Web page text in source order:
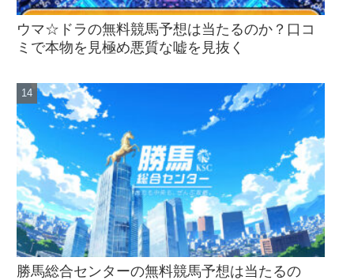
ウマ☆ドラの無料競馬予想は当たるのか？口コ
ミで本物を見極め悪質な嘘を見抜く
勝馬総合センターの無料競馬予想は当たるの